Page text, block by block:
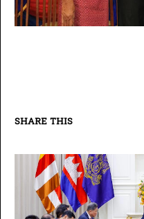
SHARE THIS